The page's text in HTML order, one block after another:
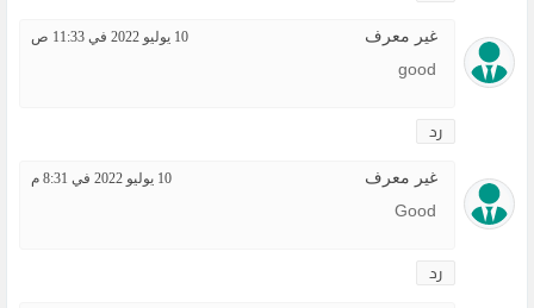
غير معرف 10 يوليو 2022 في 11:33 ص
good
رد
غير معرف 10 يوليو 2022 في 8:31 م
Good
رد